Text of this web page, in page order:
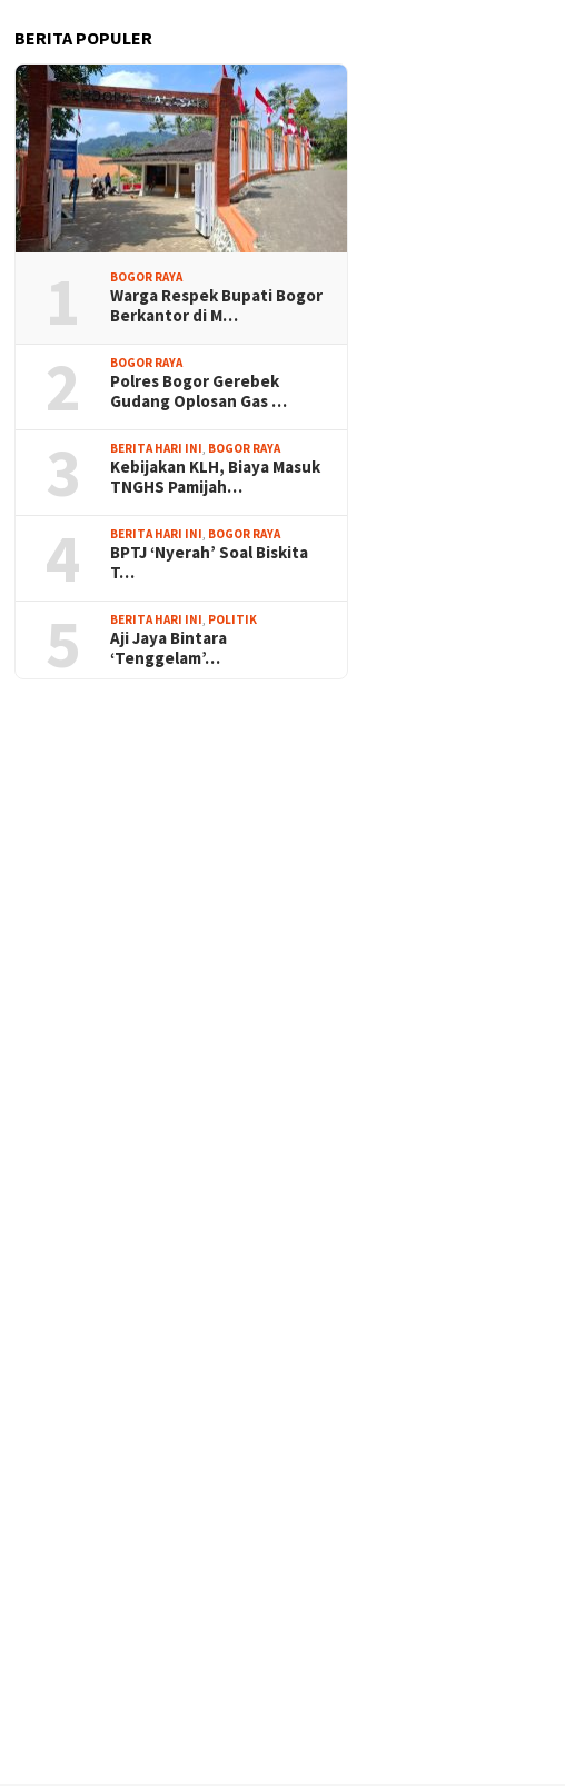
BERITA POPULER
1 BOGOR RAYA
Warga Respek Bupati Bogor
Berkantor di M…
2 BOGOR RAYA
Polres Bogor Gerebek
Gudang Oplosan Gas …
3 BERITA HARI INI, BOGOR RAYA
Kebijakan KLH, Biaya Masuk
TNGHS Pamijah…
4 BERITA HARI INI, BOGOR RAYA
BPTJ ‘Nyerah’ Soal Biskita
T…
5 BERITA HARI INI, POLITIK
Aji Jaya Bintara
‘Tenggelam’…